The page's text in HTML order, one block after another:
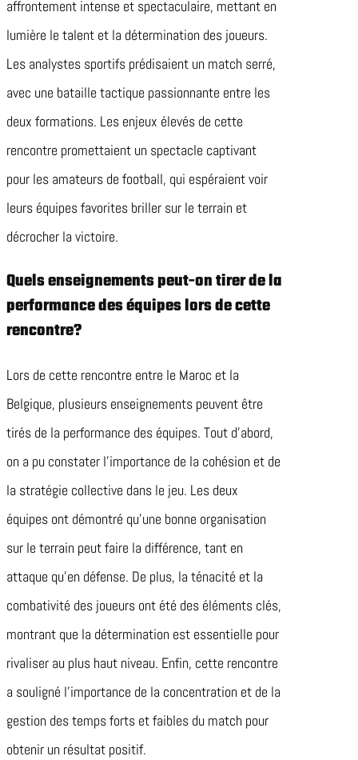
affrontement intense et spectaculaire, mettant en
lumière le talent et la détermination des joueurs.
Les analystes sportifs prédisaient un match serré,
avec une bataille tactique passionnante entre les
deux formations. Les enjeux élevés de cette
rencontre promettaient un spectacle captivant
pour les amateurs de football, qui espéraient voir
leurs équipes favorites briller sur le terrain et
décrocher la victoire.
Quels enseignements peut-on tirer de la
performance des équipes lors de cette
rencontre?
Lors de cette rencontre entre le Maroc et la
Belgique, plusieurs enseignements peuvent être
tirés de la performance des équipes. Tout d’abord,
on a pu constater l’importance de la cohésion et de
la stratégie collective dans le jeu. Les deux
équipes ont démontré qu’une bonne organisation
sur le terrain peut faire la différence, tant en
attaque qu’en défense. De plus, la ténacité et la
combativité des joueurs ont été des éléments clés,
montrant que la détermination est essentielle pour
rivaliser au plus haut niveau. Enfin, cette rencontre
a souligné l’importance de la concentration et de la
gestion des temps forts et faibles du match pour
obtenir un résultat positif.